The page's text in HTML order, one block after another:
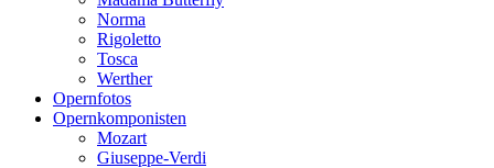
Norma
Rigoletto
Tosca
Werther
Opernfotos
Opernkomponisten
Mozart
Giuseppe-Verdi